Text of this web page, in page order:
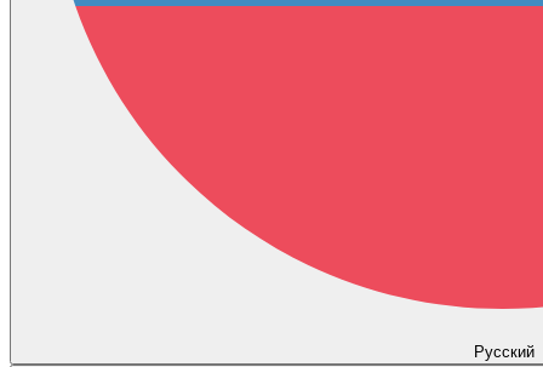
Русский